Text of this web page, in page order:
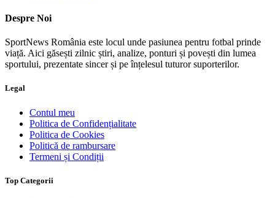
Despre Noi
SportNews România este locul unde pasiunea pentru fotbal prinde
viață. Aici găsești zilnic știri, analize, ponturi și povești din lumea
sportului, prezentate sincer și pe înțelesul tuturor suporterilor.
Legal
Contul meu
Politica de Confidențialitate
Politica de Cookies
Politică de rambursare
Termeni și Condiții
Top Categorii